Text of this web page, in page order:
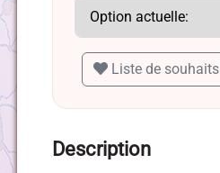
Liste de souhaits
Description